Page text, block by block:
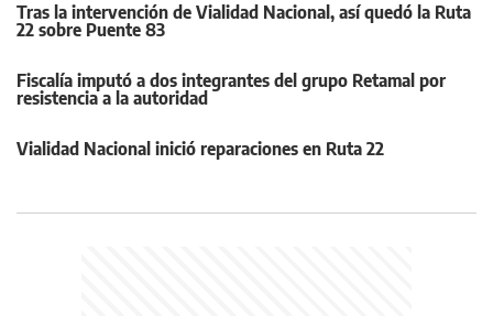
Tras la intervención de Vialidad Nacional, así quedó la Ruta
22 sobre Puente 83
Fiscalía imputó a dos integrantes del grupo Retamal por
resistencia a la autoridad
Vialidad Nacional inició reparaciones en Ruta 22